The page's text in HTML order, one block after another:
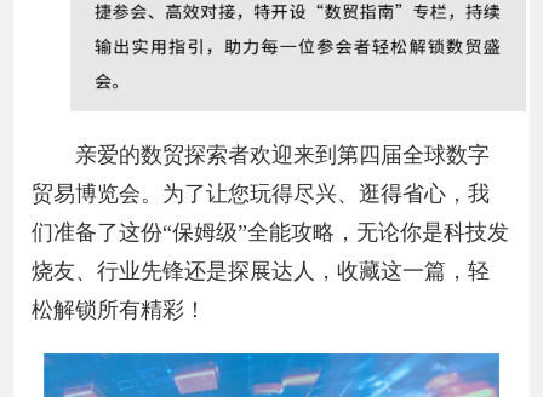
亲爱的数贸探索者欢迎来到第四届全球数字
贸易博览会。为了让您玩得尽兴、逛得省心，我
们准备了这份“保姆级”全能攻略，无论你是科技发
烧友、行业先锋还是探展达人，收藏这一篇，轻
松解锁所有精彩！